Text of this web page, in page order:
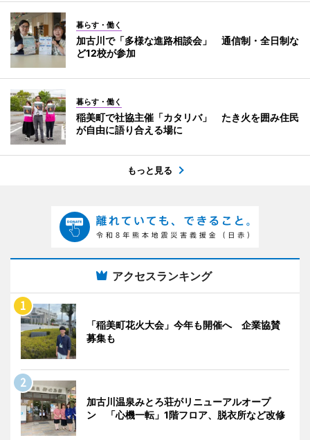
暮らす・働く
加古川で「多様な進路相談会」 通信制・全日制な
ど12校が参加
暮らす・働く
稲美町で社協主催「カタリバ」 たき火を囲み住民
が自由に語り合える場に
もっと見る
アクセスランキング
「稲美町花火大会」今年も開催へ 企業協賛
募集も
加古川温泉みとろ荘がリニューアルオープ
ン 「心機一転」1階フロア、脱衣所など改修